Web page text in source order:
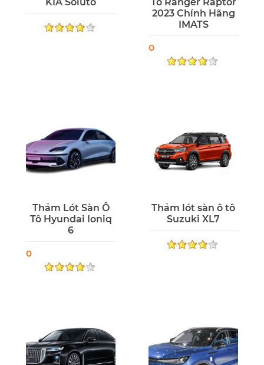
KIA Soluto
Tô Ranger Raptor
2023 Chính Hãng
IMATS
0
Thảm Lót Sàn Ô
Tô Hyundai Ioniq
6
0
Thảm lót sàn ô tô
Suzuki XL7